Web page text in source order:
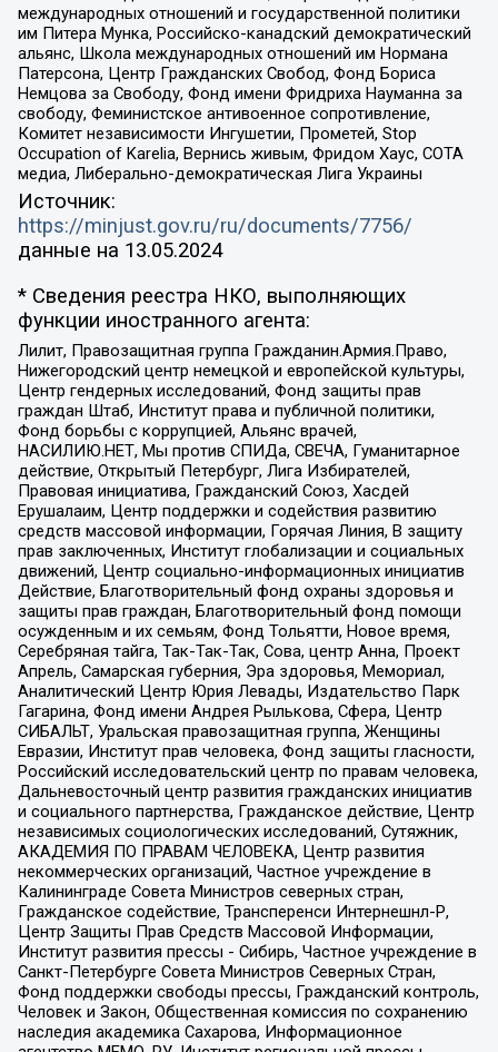
международных отношений и государственной политики
им Питера Мунка, Российско-канадский демократический
альянс, Школа международных отношений им Нормана
Патерсона, Центр Гражданских Свобод, Фонд Бориса
Немцова за Свободу, Фонд имени Фридриха Науманна за
свободу, Феминистское антивоенное сопротивление,
Комитет независимости Ингушетии, Прометей, Stop
Occupation of Karelia, Вернись живым, Фридом Хаус, СОТА
медиа, Либерально-демократическая Лига Украины
Источник:
https://minjust.gov.ru/ru/documents/7756/
данные на 13.05.2024
* Сведения реестра НКО, выполняющих
функции иностранного агента:
Лилит, Правозащитная группа Гражданин.Армия.Право,
Нижегородский центр немецкой и европейской культуры,
Центр гендерных исследований, Фонд защиты прав
граждан Штаб, Институт права и публичной политики,
Фонд борьбы с коррупцией, Альянс врачей,
НАСИЛИЮ.НЕТ, Мы против СПИДа, СВЕЧА, Гуманитарное
действие, Открытый Петербург, Лига Избирателей,
Правовая инициатива, Гражданский Союз, Хасдей
Ерушалаим, Центр поддержки и содействия развитию
средств массовой информации, Горячая Линия, В защиту
прав заключенных, Институт глобализации и социальных
движений, Центр социально-информационных инициатив
Действие, Благотворительный фонд охраны здоровья и
защиты прав граждан, Благотворительный фонд помощи
осужденным и их семьям, Фонд Тольятти, Новое время,
Серебряная тайга, Так-Так-Так, Сова, центр Анна, Проект
Апрель, Самарская губерния, Эра здоровья, Мемориал,
Аналитический Центр Юрия Левады, Издательство Парк
Гагарина, Фонд имени Андрея Рылькова, Сфера, Центр
СИБАЛЬТ, Уральская правозащитная группа, Женщины
Евразии, Институт прав человека, Фонд защиты гласности,
Российский исследовательский центр по правам человека,
Дальневосточный центр развития гражданских инициатив
и социального партнерства, Гражданское действие, Центр
независимых социологических исследований, Сутяжник,
АКАДЕМИЯ ПО ПРАВАМ ЧЕЛОВЕКА, Центр развития
некоммерческих организаций, Частное учреждение в
Калининграде Совета Министров северных стран,
Гражданское содействие, Трансперенси Интернешнл-Р,
Центр Защиты Прав Средств Массовой Информации,
Институт развития прессы - Сибирь, Частное учреждение в
Санкт-Петербурге Совета Министров Северных Стран,
Фонд поддержки свободы прессы, Гражданский контроль,
Человек и Закон, Общественная комиссия по сохранению
наследия академика Сахарова, Информационное